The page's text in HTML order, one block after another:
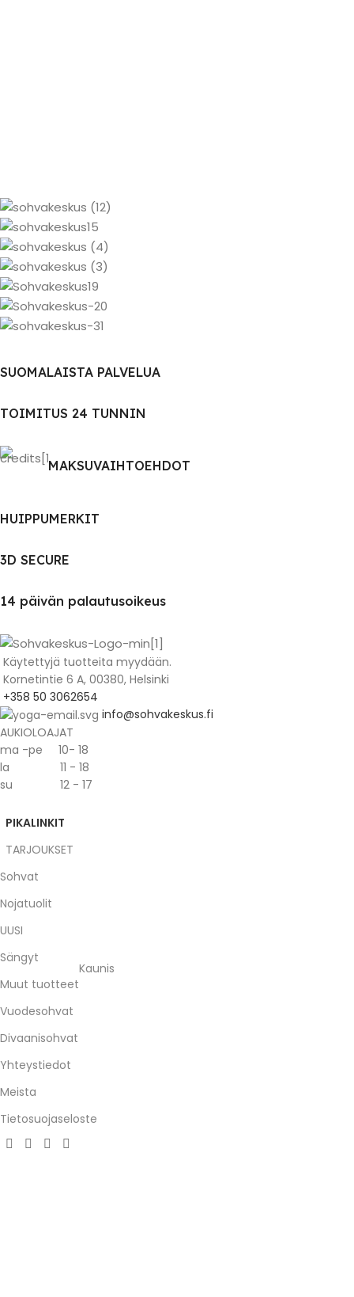
SUOMALAISTA PALVELUA
TOIMITUS 24 TUNNIN
MAKSUVAIHTOEHDOT
HUIPPUMERKIT
3D SECURE
14 päivän palautusoikeus
Käytettyjä tuotteita myydään.
Kornetintie 6 A, 00380, Helsinki
+358 50 3062654
info@sohvakeskus.fi
AUKIOLOAJAT
ma -pe 10- 18
la 11 - 18
su 12 - 17
PIKALINKIT
TARJOUKSET
Sohvat
Nojatuolit
UUSI
Sängyt
Muut tuotteet
Kaunis
Vuodesohvat
Divaanisohvat
Yhteystiedot
Meista
Tietosuojaseloste